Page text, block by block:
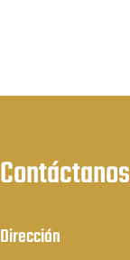
Contáctanos
Dirección